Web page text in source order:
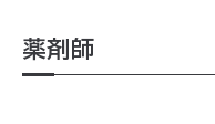
薬剤師